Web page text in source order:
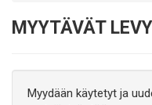
MYYTÄVÄT
Myydään käytetyt ja